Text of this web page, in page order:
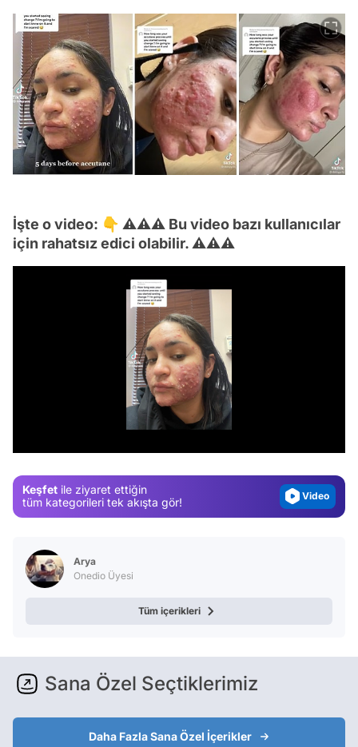
İşte o video: 👇 ⚠⚠⚠ Bu video bazı kullanıcılar
için rahatsız edici olabilir. ⚠⚠⚠
Keşfet ile ziyaret ettiğin
tüm kategorileri tek akışta gör!
Test
Arya
Onedio Üyesi
Tüm içerikleri
Sana Özel Seçtiklerimiz
Daha Fazla Sana Özel İçerikler